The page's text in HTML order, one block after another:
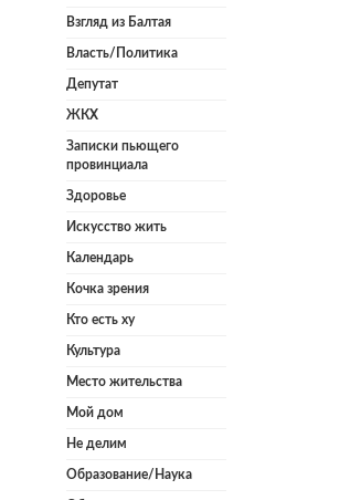
Взгляд из Балтая
Власть/Политика
Депутат
ЖКХ
Записки пьющего
провинциала
Здоровье
Искусство жить
Календарь
Кочка зрения
Кто есть ху
Культура
Место жительства
Мой дом
Не делим
Образование/Наука